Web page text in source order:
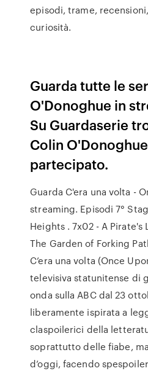
episodi, trame,
curiosità.
Guarda tutte le
O'Donoghue in
Su Guardaserie
Colin
partecipato.
Guarda C'era una volta -
streaming. Episodi 7°
Heights . 7x02 - A Pirate's
The Garden of Forking
C’era una volta (Once
televisiva statunitense di
onda sulla ABC dal 23
liberamente ispirata a
claspoilerici della
soprattutto delle fiabe,
d’oggi, facendo